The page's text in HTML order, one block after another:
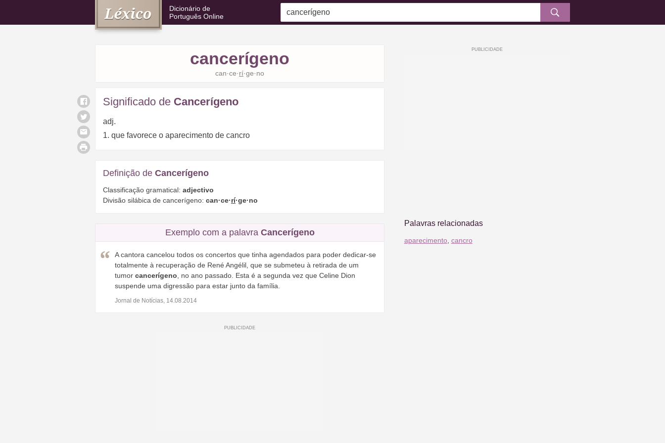
Dicionário de
Português Online
cancerígeno
can·ce·rí·ge·no
Significado de Cancerígeno
adj.
1. que favorece o aparecimento de cancro
Definição de Cancerígeno
Classificação gramatical: adjectivo
Divisão silábica de cancerígeno: can·ce·rí·ge·no
Exemplo com a palavra Cancerígeno
A cantora cancelou todos os concertos que tinha agendados para poder dedicar-se
totalmente à recuperação de René Angélil, que se submeteu à retirada de um
tumor cancerígeno , no ano passado. Esta é a segunda vez que Celine Dion
suspende uma digressão para estar junto da família.
Jornal de Notícias, 14.08.2014
Palavras relacionadas
aparecimento, cancro